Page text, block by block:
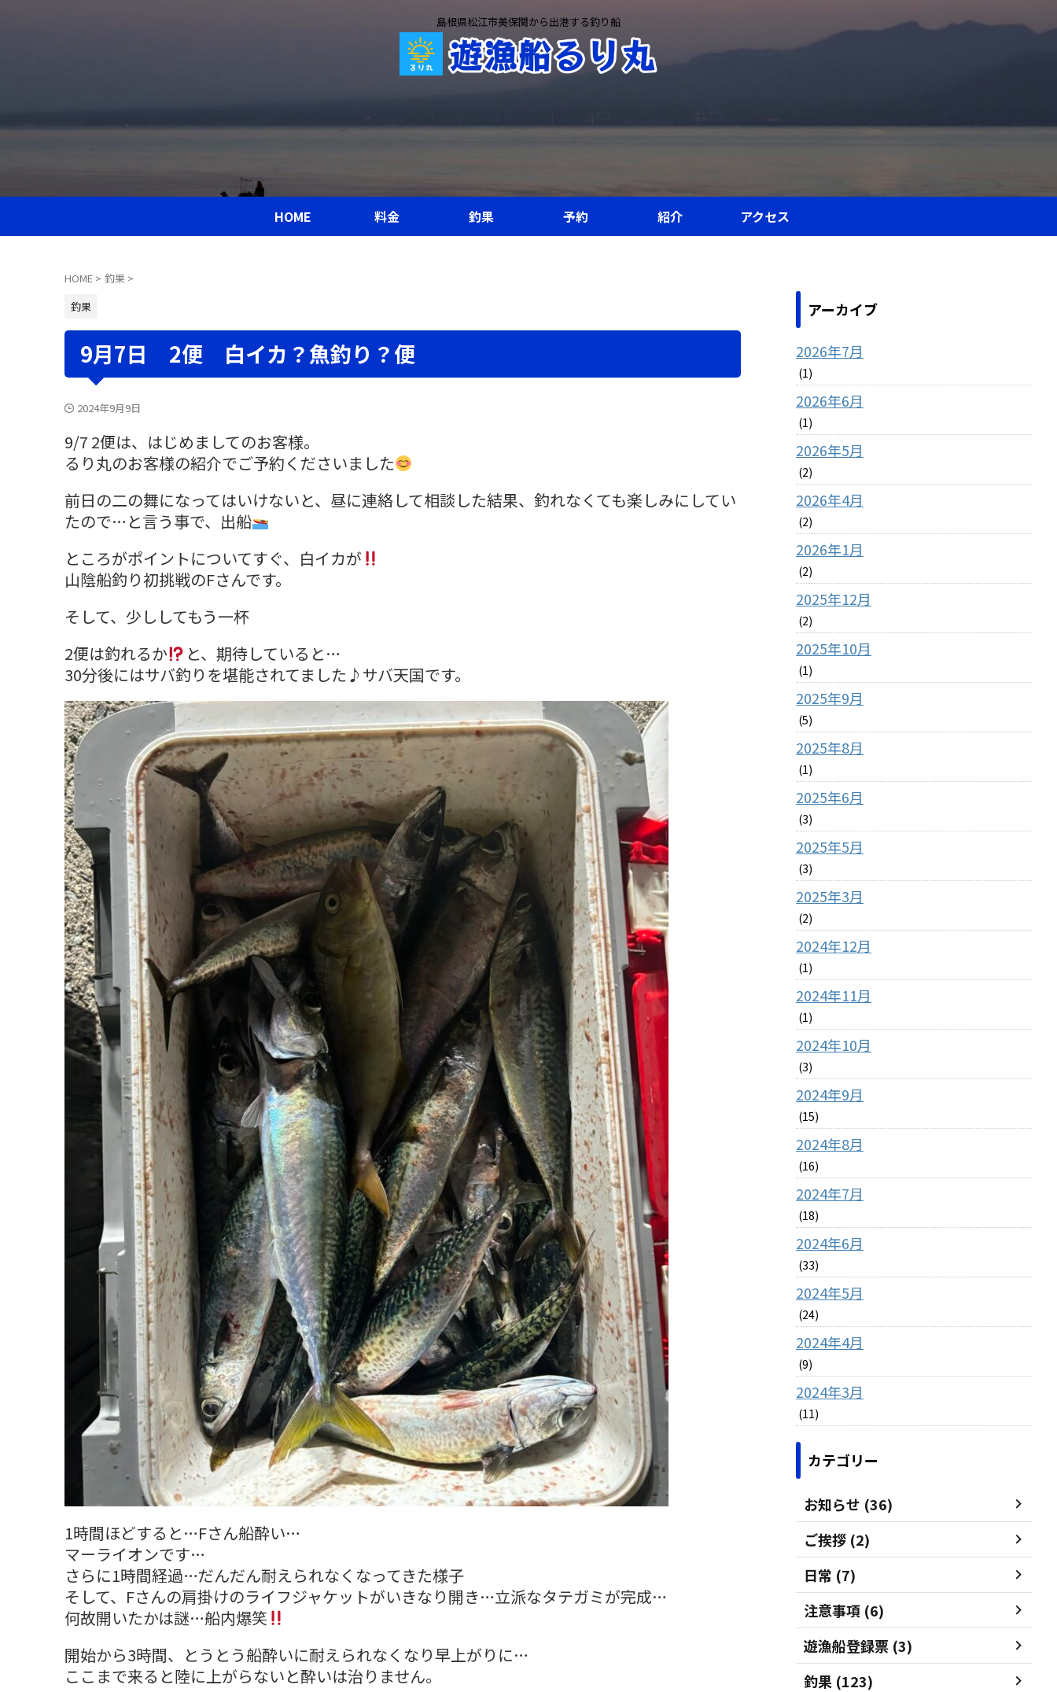
島根県松江市美保関から出港する釣り船
HOME 料金 釣果 予約 紹介 アクセス
HOME > 釣果 >
釣果
9月7日 2便 白イカ？魚釣り？便
2024年9月9日
9/7 2便は、はじめましてのお客様。
るり丸のお客様の紹介でご予約くださいました
前日の二の舞になってはいけないと、昼に連絡して相談した結果、釣れなくても楽しみにしてい
たので…と言う事で、出船
ところがポイントについてすぐ、白イカが
山陰船釣り初挑戦のFさんです。
そして、少ししてもう一杯
2便は釣れるか
と、期待していると…
30分後にはサバ釣りを堪能されてました♪サバ天国です。
1時間ほどすると…Fさん船酔い…
マーライオンです…
さらに1時間経過…だんだん耐えられなくなってきた様子
そして、Fさんの肩掛けのライフジャケットがいきなり開き…立派なタテガミが完成…
何故開いたかは謎…船内爆笑
開始から3時間、とうとう船酔いに耐えられなくなり早上がりに…
ここまで来ると陸に上がらないと酔いは治りません。
アーカイブ
2026年7月
(1)
2026年6月
(1)
2026年5月
(2)
2026年4月
(2)
2026年1月
(2)
2025年12月
(2)
2025年10月
(1)
2025年9月
(5)
2025年8月
(1)
2025年6月
(3)
2025年5月
(3)
2025年3月
(2)
2024年12月
(1)
2024年11月
(1)
2024年10月
(3)
2024年9月
(15)
2024年8月
(16)
2024年7月
(18)
2024年6月
(33)
2024年5月
(24)
2024年4月
(9)
2024年3月
(11)
カテゴリー
お知らせ (36)
ご挨拶 (2)
日常 (7)
注意事項 (6)
遊漁船登録票 (3)
釣果 (123)